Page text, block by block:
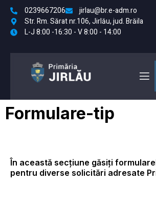
0239667206
jirlau@br.e-adm.ro
Str. Rm. Sărat nr.106, Jirlău, jud. Brăila
L-J 8:00 -16:30 - V 8:00 - 14:00
Formulare-tip
În această secțiune găsiți
pentru diverse solicitări adresate